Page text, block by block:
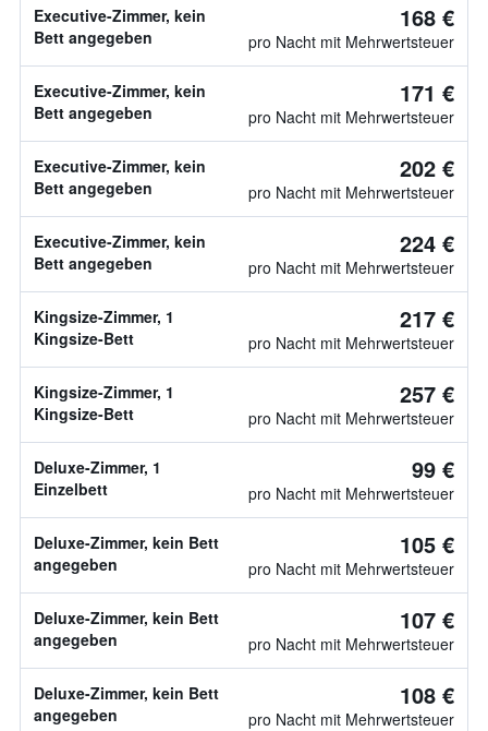
Executive-Zimmer, kein
Bett angegeben
168 €
pro Nacht mit Mehrwertsteuer
Executive-Zimmer, kein
Bett angegeben
171 €
pro Nacht mit Mehrwertsteuer
Executive-Zimmer, kein
Bett angegeben
202 €
pro Nacht mit Mehrwertsteuer
Executive-Zimmer, kein
Bett angegeben
224 €
pro Nacht mit Mehrwertsteuer
Kingsize-Zimmer, 1
Kingsize-Bett
217 €
pro Nacht mit Mehrwertsteuer
Kingsize-Zimmer, 1
Kingsize-Bett
257 €
pro Nacht mit Mehrwertsteuer
Deluxe-Zimmer, 1
Einzelbett
99 €
pro Nacht mit Mehrwertsteuer
Deluxe-Zimmer, kein Bett
angegeben
105 €
pro Nacht mit Mehrwertsteuer
Deluxe-Zimmer, kein Bett
angegeben
107 €
pro Nacht mit Mehrwertsteuer
Deluxe-Zimmer, kein Bett
angegeben
108 €
pro Nacht mit Mehrwertsteuer